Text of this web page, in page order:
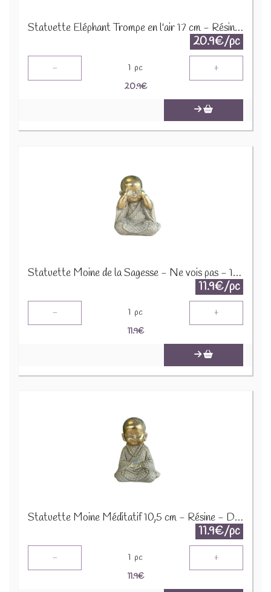
Statuette Eléphant Trompe en l'air 17 cm - Résine - Doré 76283
20.9€/pc
- 1 pc +
20.9€
Statuette Moine de la Sagesse - Ne vois pas - 10 cm - Résine - Doré 76225
11.9€/pc
- 1 pc +
11.9€
Statuette Moine Méditatif 10,5 cm - Résine - Doré 76227
11.9€/pc
- 1 pc +
11.9€